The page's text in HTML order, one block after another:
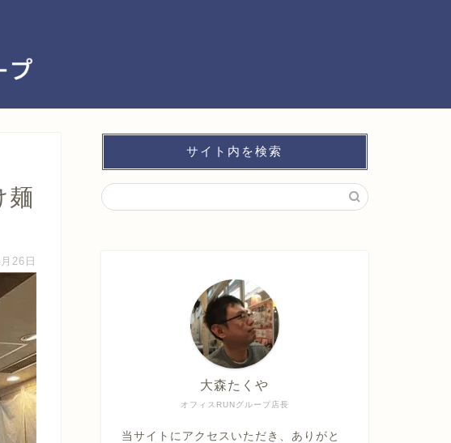
麺
26日
サイト内を検索
オフィスRUNグループ店長
大森たくや
当サイトにアクセスいただき、ありがと